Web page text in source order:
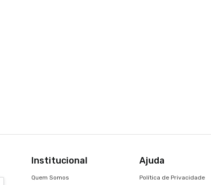
Institucional
Quem Somos
Ajuda
Política de Privacidade